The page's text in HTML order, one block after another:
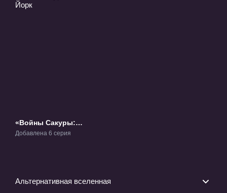
«Войны Сакуры:
Нью-Йорк» ОВА-5
Добавлена 6 серия
Альтернативная вселенная